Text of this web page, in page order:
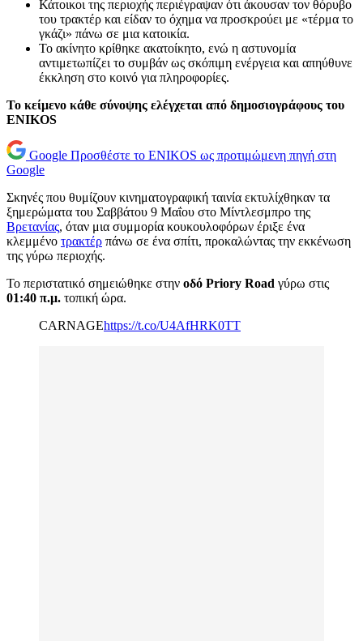
Κάτοικοι της περιοχής περιέγραψαν ότι άκουσαν τον θόρυβο
του τρακτέρ και είδαν το όχημα να προσκρούει με «τέρμα το
γκάζι» πάνω σε μια κατοικία.
Το ακίνητο κρίθηκε ακατοίκητο, ενώ η αστυνομία
αντιμετωπίζει το συμβάν ως σκόπιμη ενέργεια και απηύθυνε
έκκληση στο κοινό για πληροφορίες.
Το κείμενο κάθε σύνοψης ελέγχεται από δημοσιογράφους του
ENIKOS
Google Προσθέστε το ENIKOS ως προτιμώμενη πηγή στη
Google
Σκηνές που θυμίζουν κινηματογραφική ταινία εκτυλίχθηκαν τα
ξημερώματα του Σαββάτου 9 Μαΐου στο Μίντλεσμπρο της
Βρετανίας, όταν μια συμμορία κουκουλοφόρων έριξε ένα
κλεμμένο τρακτέρ πάνω σε ένα σπίτι, προκαλώντας την εκκένωση
της γύρω περιοχής.
Το περιστατικό σημειώθηκε στην οδό Priory Road γύρω στις
01:40 π.μ. τοπική ώρα.
CARNAGEhttps://t.co/U4AfHRK0TT